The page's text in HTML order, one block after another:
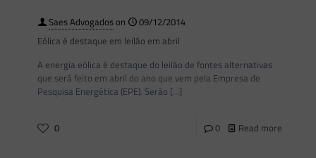
Saes Advogadoson
09/12/2014
Eólica é destaque em leilão em abril
A energia eólica é destaque do leilão de fontes alternativas
que será feito em abril do ano que vem pela Empresa de
Pesquisa Energética (EPE). Serão […]
0 0 Read more